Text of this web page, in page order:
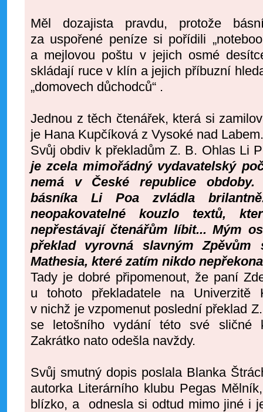
Měl dozajista pravdu, protože
za uspořené peníze si pořídili
a mejlovou poštu v jejich osmé
skládají ruce v klín a jejich příbuzní
„domovech důchodců“ .
Jednou z těch čtenářek, která si
je Hana Kupčíková z Vysoké nad Labem.
Svůj obdiv k překladům Z. B. Ohlas Li
je zcela mimořádný vydavatelský
nemá v České republice obdoby.
básníka Li Poa zvládla
neopakovatelné kouzlo textů,
nepřestávají čtenářům líbit... Mým
překlad vyrovná slavným
Mathesia, které zatím nikdo
Tady je dobré připomenout, že paní
u tohoto překladatele na Univerzitě
v nichž je vzpomenut poslední překlad
se letošního vydání této své sličné
Zakrátko nato odešla navždy.
Svůj smutný dopis poslala Blanka
autorka Literárního klubu Pegas
blízko, a odnesla si odtud mimo jiné i